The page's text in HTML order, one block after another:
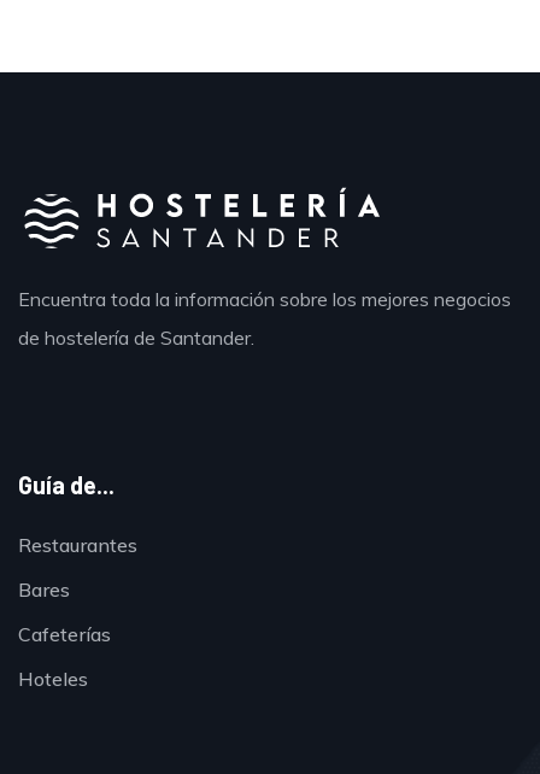
Encuentra toda la información sobre los mejores negocios
de hostelería de Santander.
Guía de...
Restaurantes
Bares
Cafeterías
Hoteles